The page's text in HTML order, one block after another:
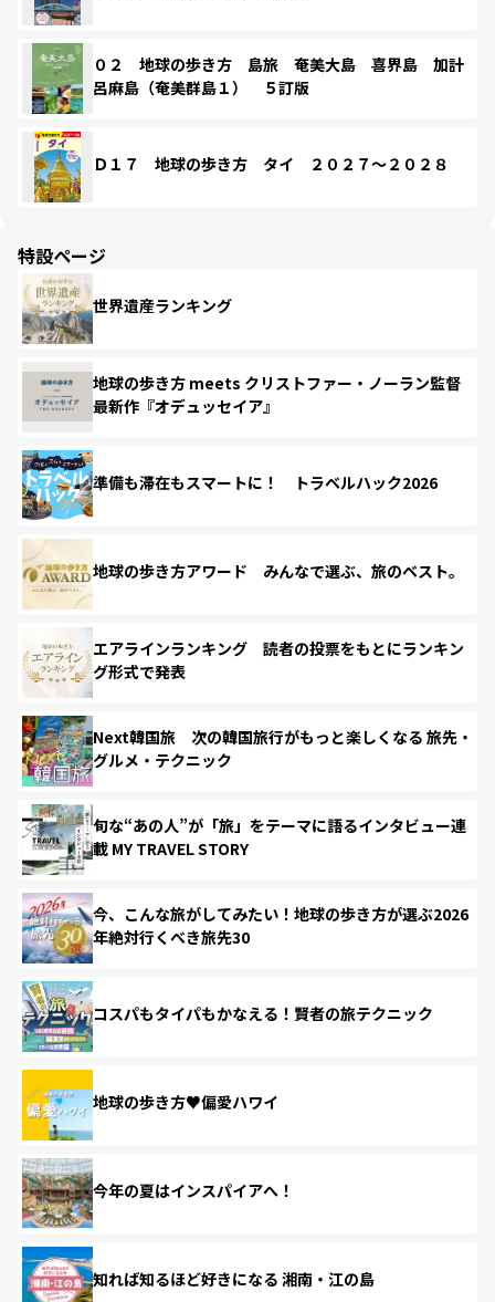
０２ 地球の歩き方 島旅 奄美大島 喜界島 加計
呂麻島（奄美群島１） ５訂版
Ｄ１７ 地球の歩き方 タイ ２０２７～２０２８
特設ページ
世界遺産ランキング
地球の歩き方 meets クリストファー・ノーラン監督
最新作『オデュッセイア』
準備も滞在もスマートに！ トラベルハック2026
地球の歩き方アワード みんなで選ぶ、旅のベスト。
エアラインランキング 読者の投票をもとにランキン
グ形式で発表
Next韓国旅 次の韓国旅行がもっと楽しくなる 旅先・
グルメ・テクニック
旬な“あの人”が「旅」をテーマに語るインタビュー連
載 MY TRAVEL STORY
今、こんな旅がしてみたい！地球の歩き方が選ぶ2026
年絶対行くべき旅先30
コスパもタイパもかなえる！賢者の旅テクニック
地球の歩き方♥偏愛ハワイ
今年の夏はインスパイアへ！
知れば知るほど好きになる 湘南・江の島